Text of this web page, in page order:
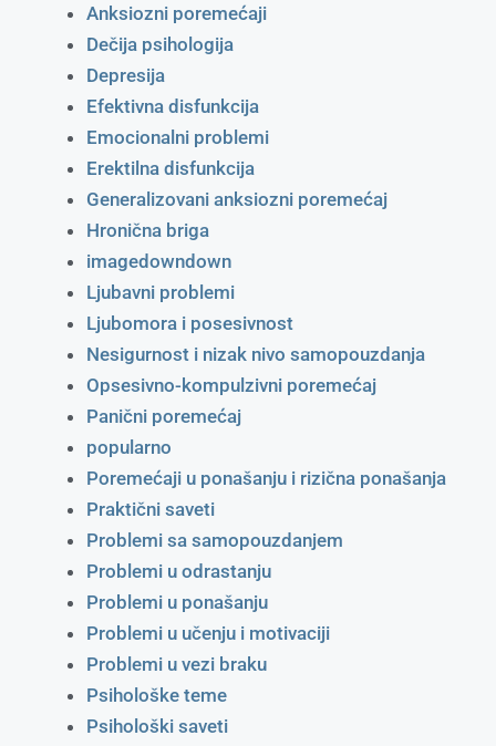
Anksiozni poremećaji
Dečija psihologija
Depresija
Efektivna disfunkcija
Emocionalni problemi
Erektilna disfunkcija
Generalizovani anksiozni poremećaj
Hronična briga
imagedowndown
Ljubavni problemi
Ljubomora i posesivnost
Nesigurnost i nizak nivo samopouzdanja
Opsesivno-kompulzivni poremećaj
Panični poremećaj
popularno
Poremećaji u ponašanju i rizična ponašanja
Praktični saveti
Problemi sa samopouzdanjem
Problemi u odrastanju
Problemi u ponašanju
Problemi u učenju i motivaciji
Problemi u vezi braku
Psihološke teme
Psihološki saveti